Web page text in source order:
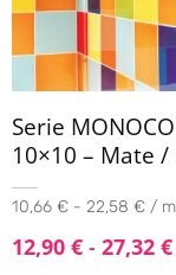
Serie
10×10 – Mate
10,66 € - 22,58 € /
12,90 € - 27,32 €